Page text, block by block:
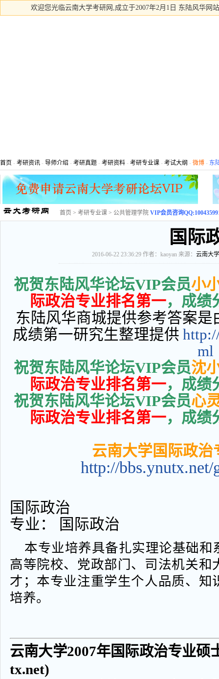
欢迎您光临云南大学考研网,成立于2007年2月1日 东陆风华网
首页 - 考研资讯 - 导师介绍 - 考研真题 - 考研资料 - 考研专业课 - 考试大纲 - 微博 - 东
首页 > 考研专业课 > 公共管理学院 VIP会员咨询
国际
2016-06-22 23:36:29作者：kaoyan 来源： 云南大
祝贺东陆风华论坛VIP会员小
际政治专业排名第一，成绩
东陆风华商城提供参考答案
成绩第一研究生整理提供
ml
祝贺东陆风华论坛VIP会员沈
际政治专业排名第一，成绩
祝贺东陆风华论坛VIP会员心
际政治专业排名第一，成绩
云南大学国际政治
http://
国际政治
专业： 国际政治
本专业培养具备扎实理论基础
高等院校、党政部门、司法机关
才；本专业注重学生个人品质、
培养。
云南大学2007年国际政治专业硕
tx.net)